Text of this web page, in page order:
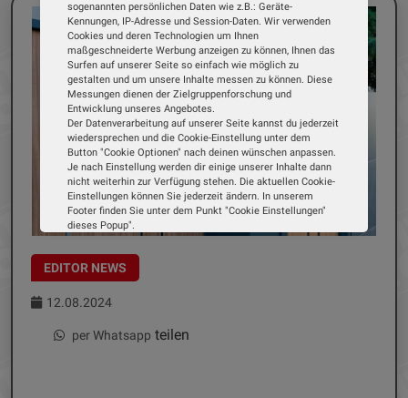
EDITOR NEWS
12.08.2024
per Whatsapp teilen
sogenannten persönlichen Daten wie z.B.: Geräte-
Kennungen, IP-Adresse und Session-Daten. Wir verwenden
Cookies und deren Technologien um Ihnen
maßgeschneiderte Werbung anzeigen zu können, Ihnen das
Surfen auf unserer Seite so einfach wie möglich zu
gestalten und um unsere Inhalte messen zu können. Diese
Messungen dienen der Zielgruppenforschung und
Entwicklung unseres Angebotes.
Der Datenverarbeitung auf unserer Seite kannst du jederzeit
wiedersprechen und die Cookie-Einstellung unter dem
Button "Cookie Optionen" nach deinen wünschen anpassen.
Je nach Einstellung werden dir einige unserer Inhalte dann
nicht weiterhin zur Verfügung stehen. Die aktuellen Cookie-
Einstellungen können Sie jederzeit ändern. In unserem
Footer finden Sie unter dem Punkt "Cookie Einstellungen"
dieses Popup".
Wir verwenden Cookies, um Ihnen die bestmögliche
Erfahrung auf unserer Website zu bieten. Erfahren Sie mehr
darüber, wie wir Cookies verwenden und wie Sie Ihre
Einstellungen ändern können.